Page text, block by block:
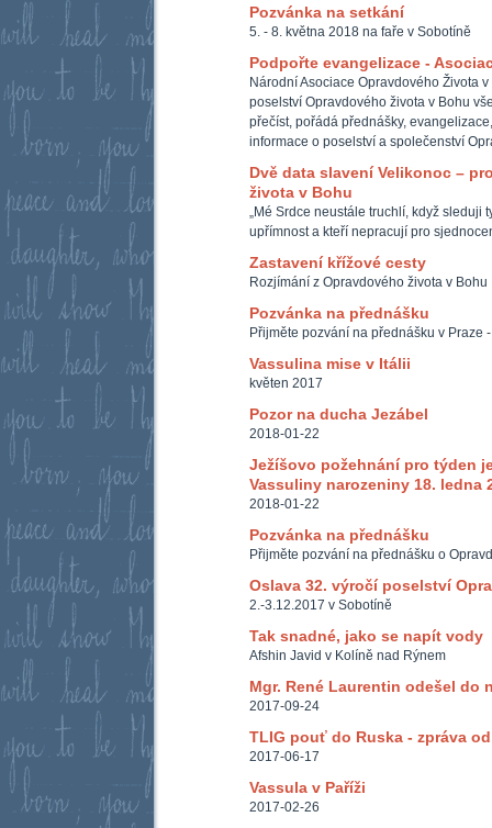
Pozvánka na setkání
5. - 8. května 2018 na faře v Sobotíně
Podpořte evangelizace -
Národní Asociace Opravdového Života
poselství Opravdového života v Bohu
přečíst, pořádá přednášky,
informace o poselství a společenství
Dvě data slavení Velikonoc –
života v Bohu
„Mé Srdce neustále truchlí, když sleduji
upřímnost a kteří nepracují pro
Zastavení křížové cesty
Rozjímání z Opravdového života v Bohu
Pozvánka na přednášku
Přijměte pozvání na přednášku v Praze
Vassulina mise v Itálii
květen 2017
Pozor na ducha Jezábel
2018-01-22
Ježíšovo požehnání pro týden
Vassuliny narozeniny 18. ledna
2018-01-22
Pozvánka na přednášku
Přijměte pozvání na přednášku o
Oslava 32. výročí poselství
2.-3.12.2017 v Sobotíně
Tak snadné, jako se napít vody
Afshin Javid v Kolíně nad Rýnem
Mgr. René Laurentin odešel do
2017-09-24
TLIG pouť do Ruska - zpráva
2017-06-17
Vassula v Paříži
2017-02-26